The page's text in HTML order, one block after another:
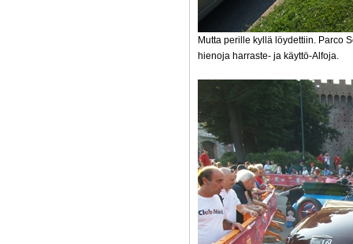
Mutta perille kyllä löydettiin. Parco
hienoja harraste- ja käyttö-Alfoja.